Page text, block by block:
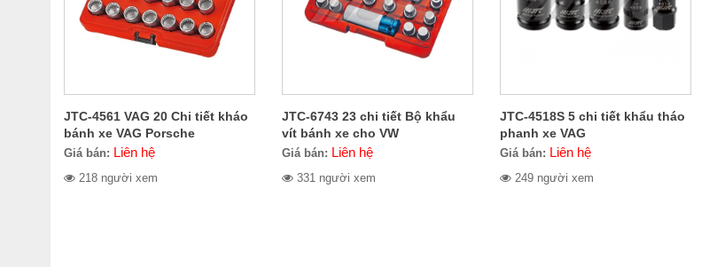
JTC-4561 VAG 20 Chi tiết kháo
bánh xe VAG Porsche
Giá bán: Liên hệ
218 người xem
JTC-6743 23 chi tiết Bộ khẩu
vít bánh xe cho VW
Giá bán: Liên hệ
331 người xem
JTC-4518S 5 chi tiết khẩu tháo
phanh xe VAG
Giá bán: Liên hệ
249 người xem